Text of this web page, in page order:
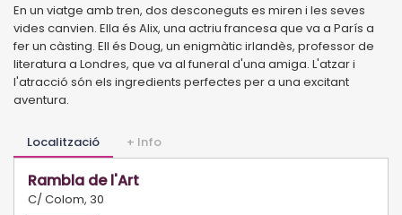
En un viatge amb tren, dos desconeguts es miren i les seves
vides canvien. Ella és Alix, una actriu francesa que va a París a
fer un càsting. Ell és Doug, un enigmàtic irlandès, professor de
literatura a Londres, que va al funeral d'una amiga. L'atzar i
l'atracció són els ingredients perfectes per a una excitant
aventura.
Localització + Info
Rambla de l'Art
C/ Colom, 30